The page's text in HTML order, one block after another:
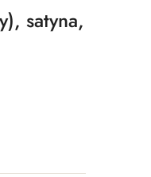
satyna,